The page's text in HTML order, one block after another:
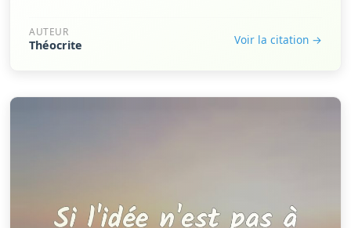
AUTEUR
Théocrite Voir la citation →